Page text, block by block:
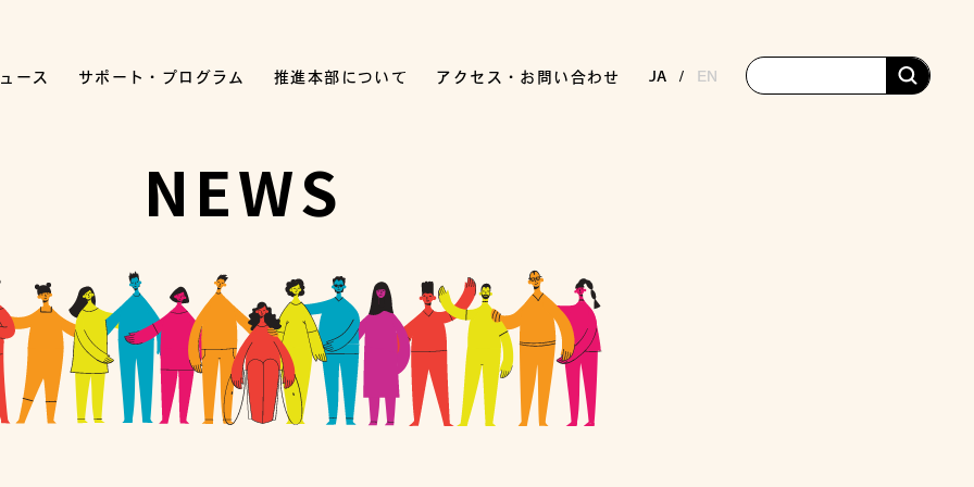
ース サポート・プログラム 推進本部について アクセス・お問い合わせ EN
JA
NEWS